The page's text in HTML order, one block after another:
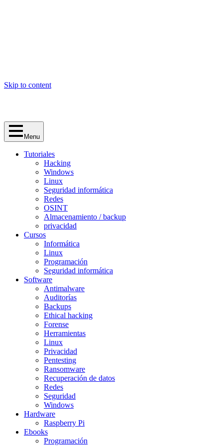
Skip to content
Menu
Tutoriales
Hacking
Windows
Linux
Seguridad informática
Redes
OSINT
Almacenamiento / backup
privacidad
Cursos
Informática
Linux
Programación
Seguridad informática
Software
Antimalware
Auditorías
Backups
Ethical hacking
Forense
Herramientas
Linux
Privacidad
Pentesting
Ransomware
Recuperación de datos
Redes
Seguridad
Windows
Hardware
Raspberry Pi
Ebooks
Programación